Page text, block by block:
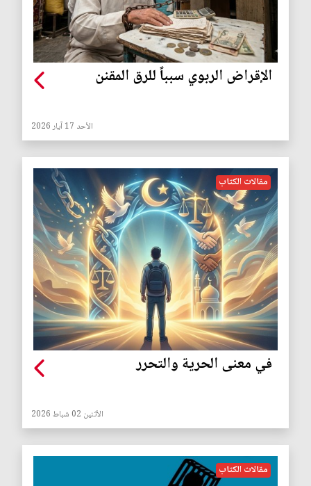
الإقراض الربوي سبباً للرق المقنن
الأحد 17 آيار 2026
مقالات الكتاب
في معنى الحرية والتحرر
الأثنين 02 شباط 2026
مقالات الكتاب